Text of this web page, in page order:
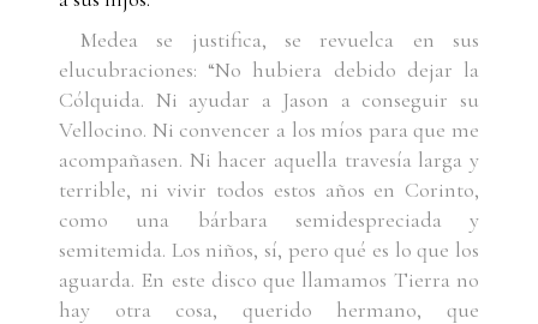
Medea se justifica, se revuelca en sus
elucubraciones: “No hubiera debido dejar la
Cólquida. Ni ayudar a Jason a conseguir su
Vellocino. Ni convencer a los míos para que me
acompañasen. Ni hacer aquella travesía larga y
terrible, ni vivir todos estos años en Corinto,
como una bárbara semidespreciada y
semitemida. Los niños, sí, pero qué es lo que los
aguarda. En este disco que llamamos Tierra no
hay otra cosa, querido hermano, que